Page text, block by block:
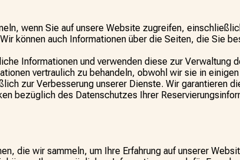
wenn Sie auf unsere Website zugreifen,
können auch Informationen über die Seiten, die Sie
Informationen und verwenden diese zur Verwaltung
vertraulich zu behandeln, obwohl wir sie in
zur Verbesserung unserer Dienste. Wir garantieren
bezüglich des Datenschutzes Ihrer
die wir sammeln, um Ihre Erfahrung auf unserer